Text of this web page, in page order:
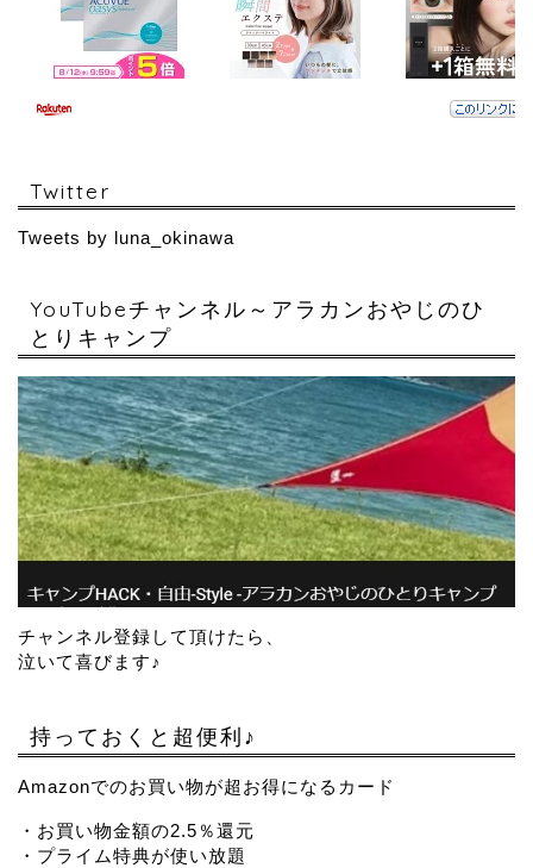
Twitter
Tweets by luna_okinawa
YouTubeチャンネル～アラカンおやじのひ
とりキャンプ
チャンネル登録して頂けたら、
泣いて喜びます♪
持っておくと超便利♪
Amazonでのお買い物が超お得になるカード
・お買い物金額の2.5％還元
・プライム特典が使い放題